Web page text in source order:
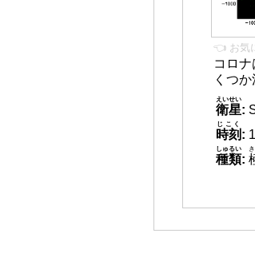
👈 お気
コロ
くつ
衛星
えいせい
:
時刻
じこく
:
種類
しゅるい
: